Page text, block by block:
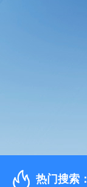
热门搜索：